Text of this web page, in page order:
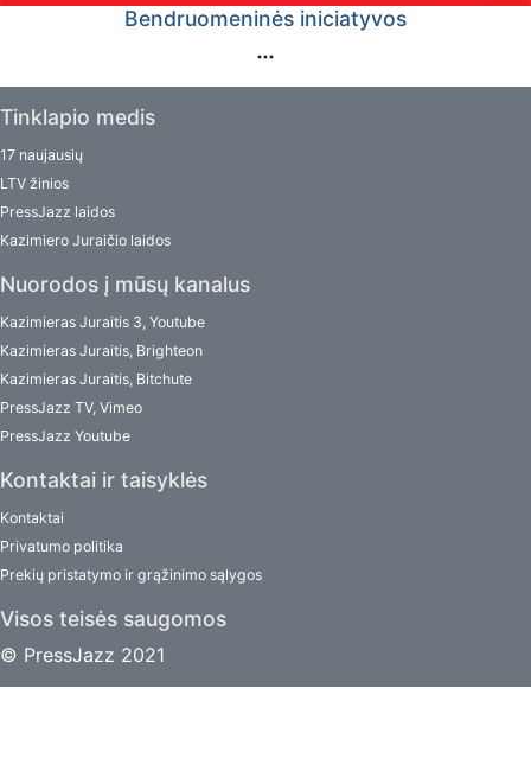
Bendruomeninės iniciatyvos
Tinklapio medis
17 naujausių
LTV žinios
PressJazz laidos
Kazimiero Juraičio laidos
Nuorodos į mūsų kanalus
Kazimieras Juraitis 3, Youtube
Kazimieras Juraitis, Brighteon
Kazimieras Juraitis, Bitchute
PressJazz TV, Vimeo
PressJazz Youtube
Kontaktai ir taisyklės
Kontaktai
Privatumo politika
Prekių pristatymo ir grąžinimo sąlygos
Visos teisės saugomos
© PressJazz 2021